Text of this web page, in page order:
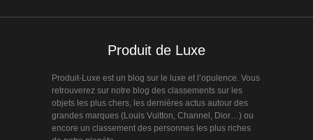
Produit de Luxe
Produit-Luxe est un blog sur le luxe et l’opulence. Vous
retrouverez sur notre blog des classements sur les
objets les plus chers, les dernières actus autour des
grandes marques (Louis Vuitton, Channel, Dior…) ou
encore un classement des personnes les plus riches